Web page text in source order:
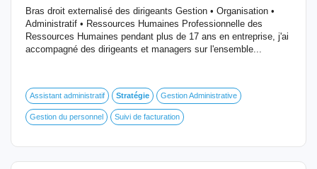
Bras droit externalisé des dirigeants Gestion • Organisation •
Administratif • Ressources Humaines Professionnelle des
Ressources Humaines pendant plus de 17 ans en entreprise, j'ai
accompagné des dirigeants et managers sur l'ensemble...
Assistant administratif Stratégie Gestion Administrative
Gestion du personnel Suivi de facturation